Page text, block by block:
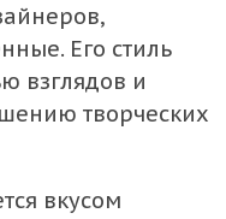
Его стиль
взглядов и
творческих
вкусом